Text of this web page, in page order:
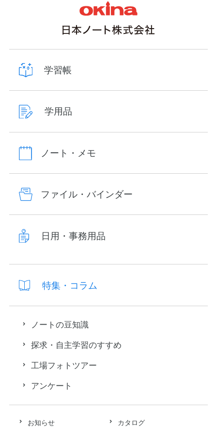
お知らせ カタログ
学習帳
学用品
ノート・メモ
ファイル・バインダー
日用・事務用品
特集・コラム
ノートの豆知識
探求・自主学習のすすめ
工場フォトツアー
アンケート